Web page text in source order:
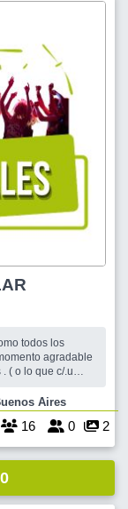
, Buenos Aires
16 0 2